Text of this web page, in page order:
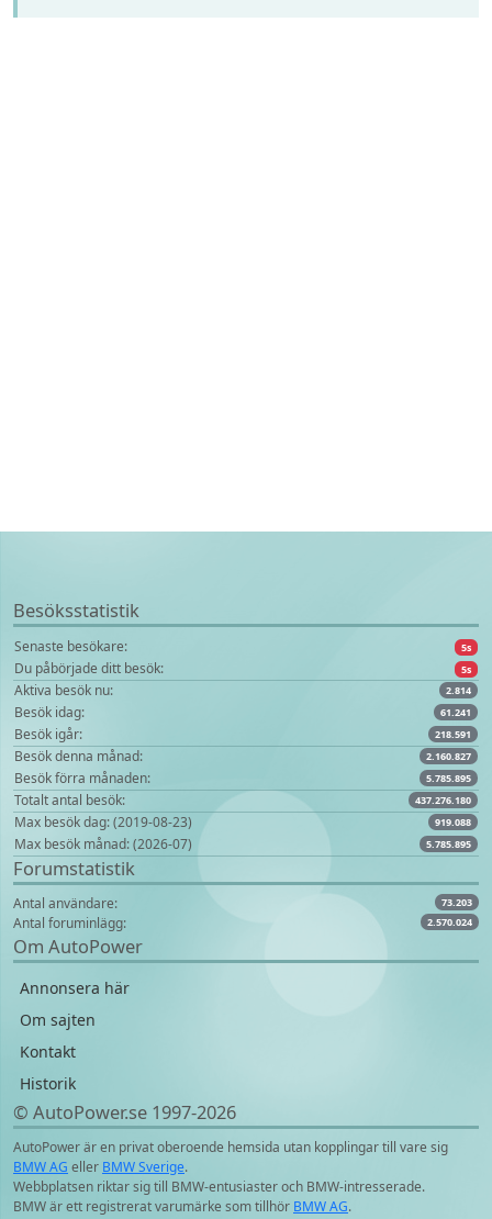
Besöksstatistik
Senaste besökare: 10s
Du påbörjade ditt besök: 10s
Aktiva besök nu: 2.814
Besök idag: 61.241
Besök igår: 218.591
Besök denna månad: 2.160.827
Besök förra månaden: 5.785.895
Totalt antal besök: 437.276.180
Max besök dag: (2019-08-23) 919.088
Max besök månad: (2026-07) 5.785.895
Forumstatistik
Antal användare: 73.203
Antal foruminlägg: 2.570.024
Om AutoPower
Annonsera här
Om sajten
Kontakt
Historik
© AutoPower.se 1997‑2026
AutoPower är en privat oberoende hemsida utan kopplingar till vare sig
BMW AG eller BMW Sverige.
Webbplatsen riktar sig till BMW-entusiaster och BMW-intresserade.
BMW är ett registrerat varumärke som tillhör BMW AG.